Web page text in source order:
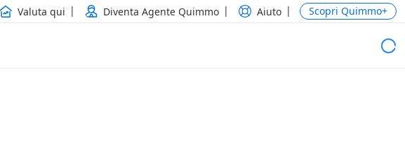
Valuta qui Diventa Agente Quimmo Aiuto Scopri Quimmo+